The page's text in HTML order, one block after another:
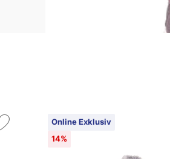
Online Exklusiv
14%